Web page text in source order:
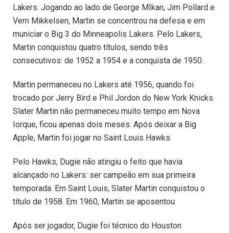
Lakers. Jogando ao lado de George MIkan, Jim Pollard e
Vern Mikkelsen, Martin se concentrou na defesa e em
municiar o Big 3 do Minneapolis Lakers. Pelo Lakers,
Martin conquistou quatro títulos, sendo três
consecutivos: de 1952 a 1954 e a conquista de 1950.
Martin permaneceu no Lakers até 1956, quando foi
trocado por Jerry Bird e Phil Jordon do New York Knicks.
Slater Martin não permaneceu muito tempo em Nova
Iorque, ficou apenas dois meses. Após deixar a Big
Apple, Martin foi jogar no Saint Louis Hawks.
Pelo Hawks, Dugie não atingiu o feito que havia
alcançado no Lakers: ser campeão em sua primeira
temporada. Em Saint Louis, Slater Martin conquistou o
título de 1958. Em 1960, Martin se aposentou.
Após ser jogador, Dugie foi técnico do Houston